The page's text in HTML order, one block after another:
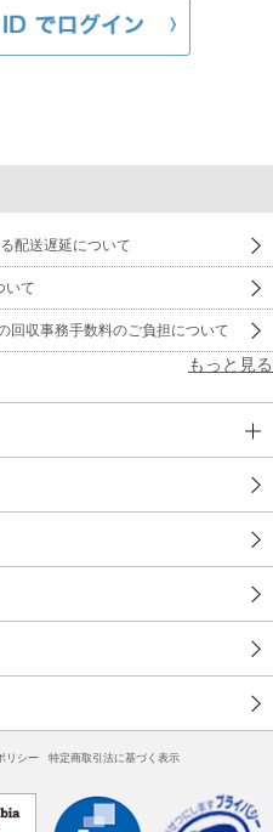
配送遅延について
いて
回収事務手数料のご負担について
もっと見る
リシー 特定商取引法に基づく表示